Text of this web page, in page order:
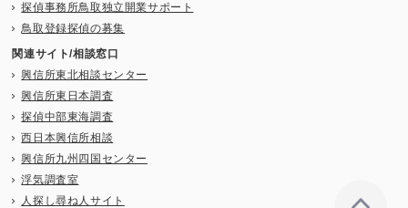
探偵事務所鳥取独立開業サポート
鳥取登録探偵の募集
関連サイト/相談窓口
興信所東北相談センター
興信所東日本調査
探偵中部東海調査
西日本興信所相談
興信所九州四国センター
浮気調査室
人探し尋ね人サイト